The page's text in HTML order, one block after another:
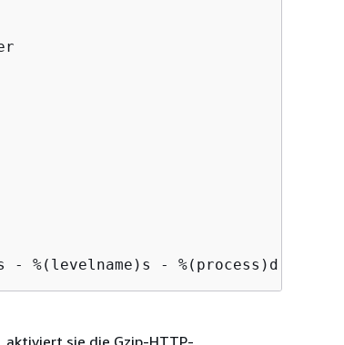
- %(levelname)s - %(process)d -
sie die Gzip-HTTP-